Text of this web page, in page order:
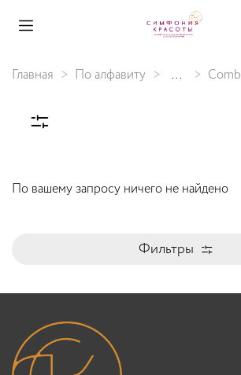
Главная По алфавиту ... Comb
По вашему запросу ничего не найдено
Фильтры